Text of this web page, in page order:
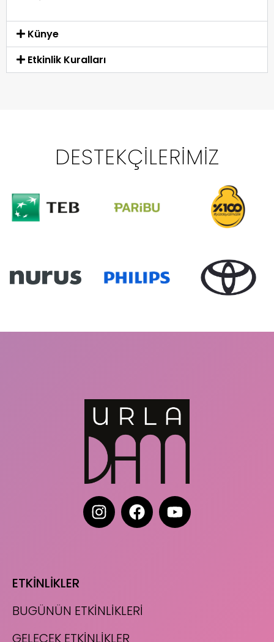
Künye
Etkinlik Kuralları
DESTEKÇILERIMIZ
ETKİNLİKLER
BUGÜNÜN ETKİNLİKLERİ
GELECEK ETKİNLİKLER